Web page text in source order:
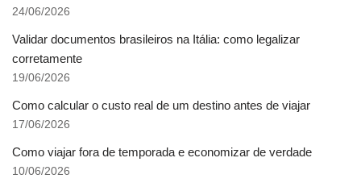
24/06/2026
Validar documentos brasileiros na Itália: como legalizar
corretamente
19/06/2026
Como calcular o custo real de um destino antes de viajar
17/06/2026
Como viajar fora de temporada e economizar de verdade
10/06/2026